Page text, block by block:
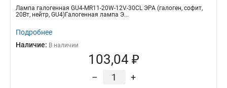
Лампа галогенная GU4-MR11-20W-12V-30CL ЭРА (галоген, софит,
20Вт, нейтр, GU4)Галогенная лампа Э...
Подробнее
Наличие: В наличии
103,04 ₽
– +